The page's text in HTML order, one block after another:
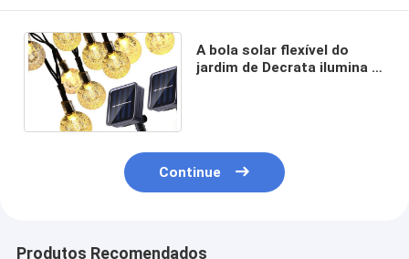
A bola solar flexível do
jardim de Decrata ilumina a
Continue
Produtos Recomendados